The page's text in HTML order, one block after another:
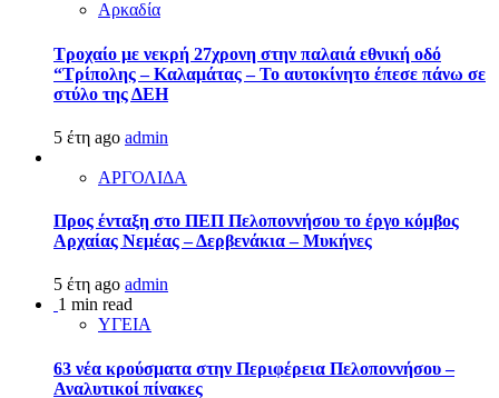
Αρκαδία
Τροχαίο με νεκρή 27χρονη στην παλαιά εθνική οδό
“Τρίπολης – Καλαμάτας – Το αυτοκίνητο έπεσε πάνω σε
στύλο της ΔΕΗ
5 έτη ago admin
ΑΡΓΟΛΙΔΑ
Προς ένταξη στο ΠΕΠ Πελοποννήσου το έργο κόμβος
Αρχαίας Νεμέας – Δερβενάκια – Μυκήνες
5 έτη ago admin
1 min read
ΥΓΕΙΑ
63 νέα κρούσματα στην Περιφέρεια Πελοποννήσου –
Αναλυτικοί πίνακες